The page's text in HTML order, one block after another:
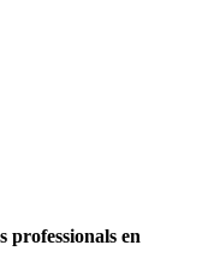
professionals en